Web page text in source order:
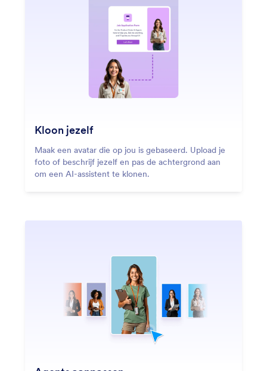
Kloon jezelf
Maak een avatar die op jou is gebaseerd. Upload je
foto of beschrijf jezelf en pas de achtergrond aan
om een AI-assistent te klonen.